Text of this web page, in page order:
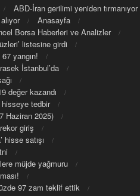
ABD-İran gerilimi yeniden tırmanıyor
Anasayfa
Borsa Haberleri ve Analizler
listesine girdi
yangın!
İstanbul’da
değer kazandı
hisseye tedbir
Haziran 2025)
giriş
hisse satışı
müjde yağmuru
97 zam teklif ettik